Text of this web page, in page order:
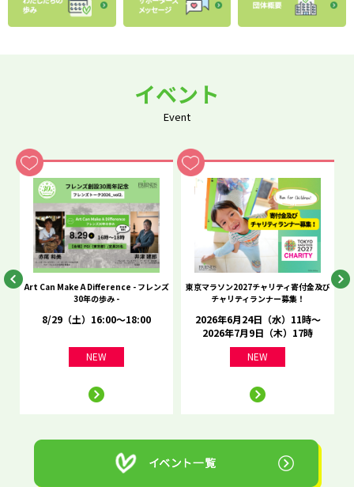
イベント
Event
Art Can Make A Difference - フレンズ
30年の歩み -
8/29（土）16:00～18:00
NEW
東京マラソン2027チャリティ寄付金及び
チャリティランナー募集！
2026年6月24日（水）11時～
2026年7月9日（木）17時
NEW